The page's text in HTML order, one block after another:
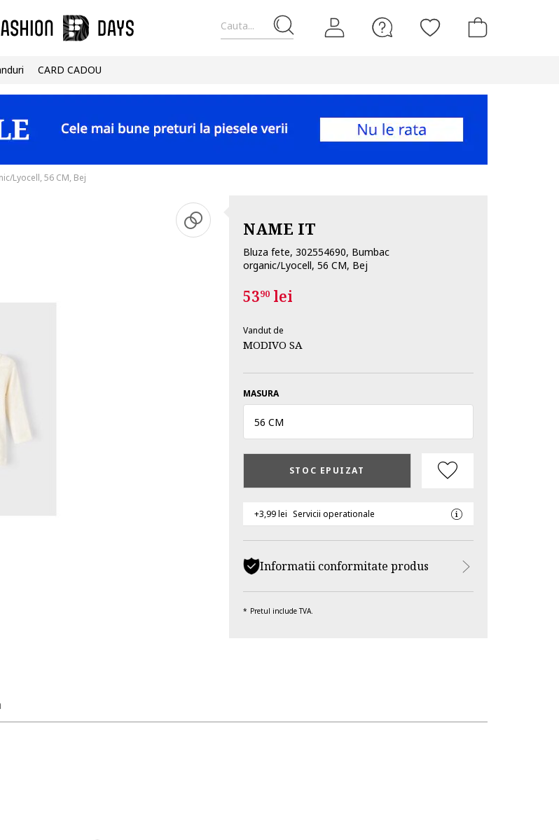
Cauta...
CARD CADOU
Lyocell, 56 CM, Bej
NAME IT
Bluza fete, 302554690, Bumbac
organic/Lyocell, 56 CM, Bej
5390lei
Vandut de
MODIVO SA
MASURA
56 CM
STOC EPUIZAT
+3,99 lei Servicii operationale
Informatii conformitate produs
Pretul include TVA.